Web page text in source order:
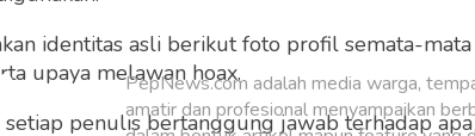
identitas asli berikut foto profil semata-
upaya melawan hoax.
penulis bertanggung jawab terhadap
PepNews.com adalah media warga,
amatir dan profesional menyampaikan